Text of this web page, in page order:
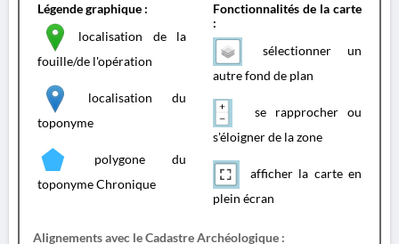
Légende graphique :
localisation de la
fouille/de l'opération
localisation du
toponyme
polygone du
toponyme Chronique
Fonctionnalités de la carte
:
sélectionner un
autre fond de plan
se rapprocher ou
s'éloigner de la zone
afficher la carte en
plein écran
Alignements avec le Cadastre Archéologique :